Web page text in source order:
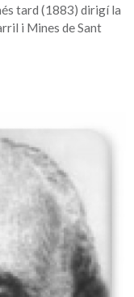
tard (1883) dirigí la
i Mines de Sant